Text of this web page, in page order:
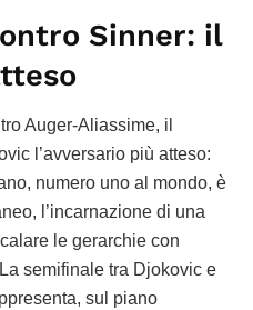
Sinner: il
Auger-Aliassime, il
l’avversario più atteso:
numero uno al mondo, è
l’incarnazione di una
le gerarchie con
semifinale tra Djokovic e
sul piano